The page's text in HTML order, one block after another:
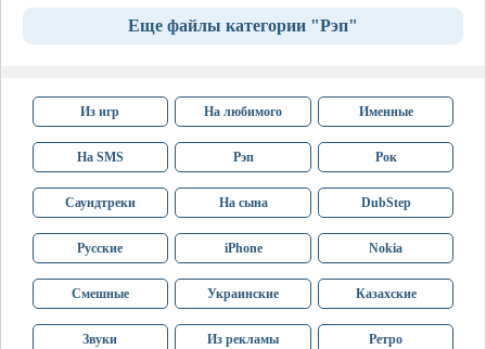
Еще файлы категории "Рэп"
Из игр На любимого Именные
На SMS Рэп Рок
Саундтреки На сына DubStep
Русские iPhone Nokia
Смешные Украинские Казахские
Звуки Из рекламы Ретро